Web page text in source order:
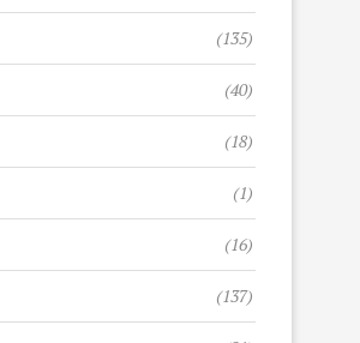
(135)
(40)
(18)
(1)
(16)
(137)